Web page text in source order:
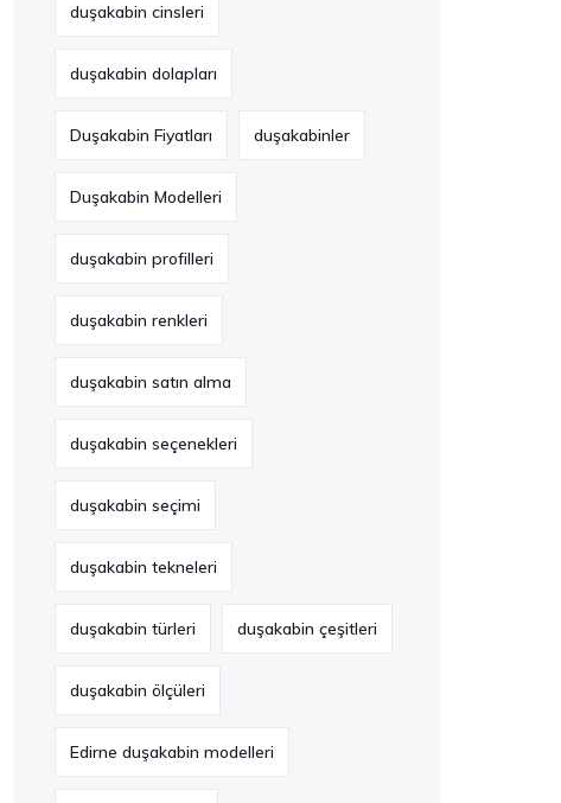
duşakabin cinsleri
duşakabin dolapları
Duşakabin Fiyatları duşakabinler
Duşakabin Modelleri
duşakabin profilleri
duşakabin renkleri
duşakabin satın alma
duşakabin seçenekleri
duşakabin seçimi
duşakabin tekneleri
duşakabin türleri duşakabin çeşitleri
duşakabin ölçüleri
Edirne duşakabin modelleri